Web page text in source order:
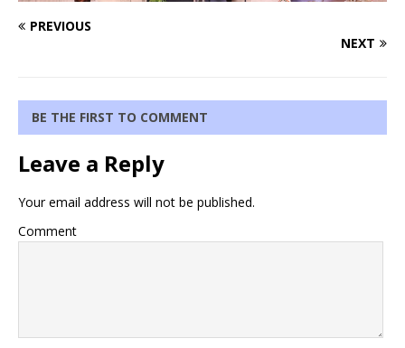
PREVIOUS
NEXT
BE THE FIRST TO COMMENT
Leave a Reply
Your email address will not be published.
Comment